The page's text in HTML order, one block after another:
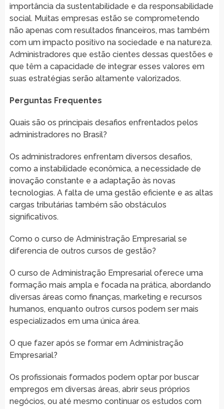
importância da sustentabilidade e da responsabilidade
social. Muitas empresas estão se comprometendo
não apenas com resultados financeiros, mas também
com um impacto positivo na sociedade e na natureza.
Administradores que estão cientes dessas questões e
que têm a capacidade de integrar esses valores em
suas estratégias serão altamente valorizados.
Perguntas Frequentes
Quais são os principais desafios enfrentados pelos
administradores no Brasil?
Os administradores enfrentam diversos desafios,
como a instabilidade econômica, a necessidade de
inovação constante e a adaptação às novas
tecnologias. A falta de uma gestão eficiente e as altas
cargas tributárias também são obstáculos
significativos.
Como o curso de Administração Empresarial se
diferencia de outros cursos de gestão?
O curso de Administração Empresarial oferece uma
formação mais ampla e focada na prática, abordando
diversas áreas como finanças, marketing e recursos
humanos, enquanto outros cursos podem ser mais
especializados em uma única área.
O que fazer após se formar em Administração
Empresarial?
Os profissionais formados podem optar por buscar
empregos em diversas áreas, abrir seus próprios
negócios, ou até mesmo continuar os estudos com